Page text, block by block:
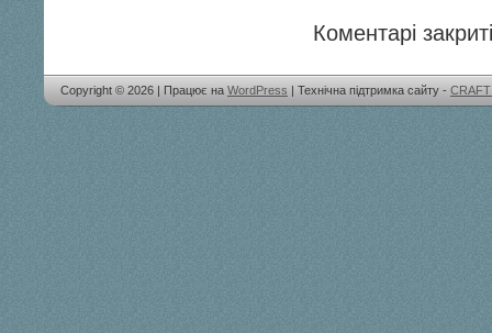
Коментарі
Copyright © 2026 | Працює на WordPress | Технічна підтримка сайту -